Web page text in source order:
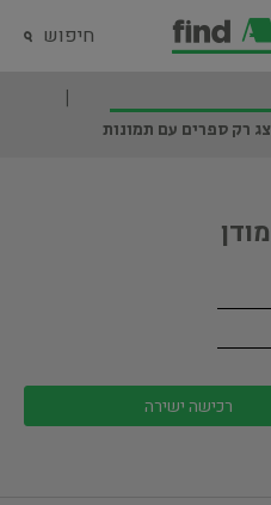
חיפוש
רק ספרים עם תמונות
רכישה ישירה